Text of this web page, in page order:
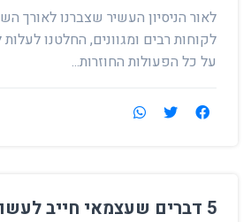
לאור הניסיון העשיר שצברנו לאורך
לקוחות רבים ומגוונים, החלטנו
על כל הפעולות החוזרות...
5 דברים שעצמאי חייב לעשות!